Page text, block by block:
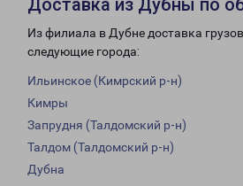
Доставка из Дубны по
Из филиала в Дубне доставка
следующие города:
Ильинское (Кимрский р-н)
Кимры
Запрудня (Талдомский р-н)
Талдом (Талдомский р-н)
Дубна